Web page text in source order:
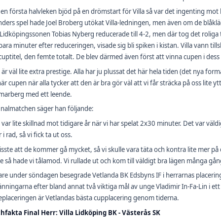
första halvleken bjöd på en drömstart för Villa så var det ingenting
spel hade Joel Broberg utökat Villa-ledningen, men även om de
Tobias Nyberg reducerade till 4-2, men där tog det
minuter efter reduceringen, visade sig bli spiken i kistan. Villa vann
den femte totalt. De blev därmed även först att vinna cupen i
är väl lite extra prestige. Alla har ju plussat det här hela tiden (det nya
cupen när alla tycker att den är bra gör väl att vi får sträcka på oss lite
med ett leende.
säger han följande:
var lite skillnad mot tidigare år när vi har spelat 2x30 minuter. Det var
i rad, så vi fick ta ut oss.
att de kommer gå mycket, så vi skulle vara täta och kontra lite mer
så hade vi tålamod. Vi rullade ut och kom till väldigt bra lägen många
under söndagen besegrade Vetlanda BK Edsbyns IF i herrarnas
efter bland annat två viktiga mål av unge Vladimir In-Fa-Lin i
är Vetlandas bästa cupplacering genom tiderna.
Final Herr: Villa Lidköping BK - Västerås SK